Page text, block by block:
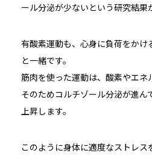
ール分泌が少ないという研究結果
有酸素運動も、心身に負荷をかけ
と一緒です。
筋肉を使った運動は、酸素やエネ
そのためコルチゾール分泌が進ん
上昇します。
このように身体に適度なストレ